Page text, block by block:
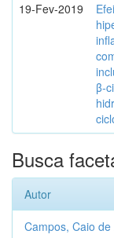
19-Fev-2019
β-
Busca
Autor
Campos, Caio